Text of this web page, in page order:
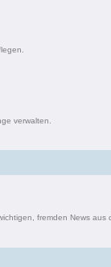
verwalten.
fremden News aus